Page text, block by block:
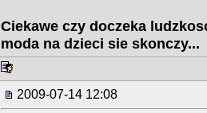
Ciekawe czy doczeka
moda na dzieci sie skonczy...
2009-07-14 12:08